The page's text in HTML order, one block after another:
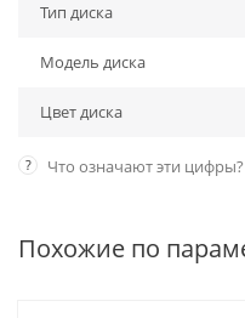
Тип диска
Модель диска
Цвет диска
? Что означают эти цифры?
Похожие по